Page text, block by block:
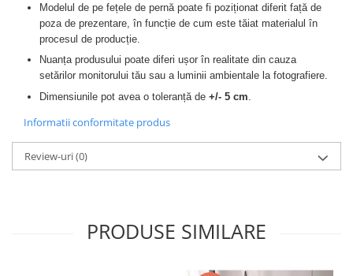
Modelul de pe fețele de pernă poate fi poziționat diferit față de
poza de prezentare, în funcție de cum este tăiat materialul în
procesul de producție.
Nuanța produsului poate diferi ușor în realitate din cauza
setărilor monitorului tău sau a luminii ambientale la fotografiere.
Dimensiunile pot avea o toleranță de +/- 5 cm
Informatii conformitate produs
Review-uri(0)
PRODUSE SIMILARE